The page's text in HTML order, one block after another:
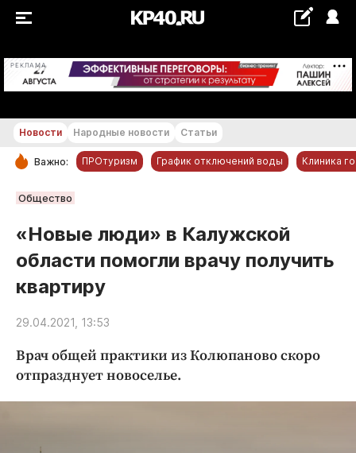
РЕКЛАМА +22...+23 °С
РУБРИКИ
Новости компаний
Статьи
Народные новости
Авто и транспорт
Криминал
Новости Народные новости Статьи
Важно: ПРОтуризм График отключений воды Клиника
Общество
«Новые люди» в Калужской
области помогли врачу получить
квартиру
29.04.2021, 13:53
Врач общей практики из Колюпаново скоро
отпразднует новоселье.